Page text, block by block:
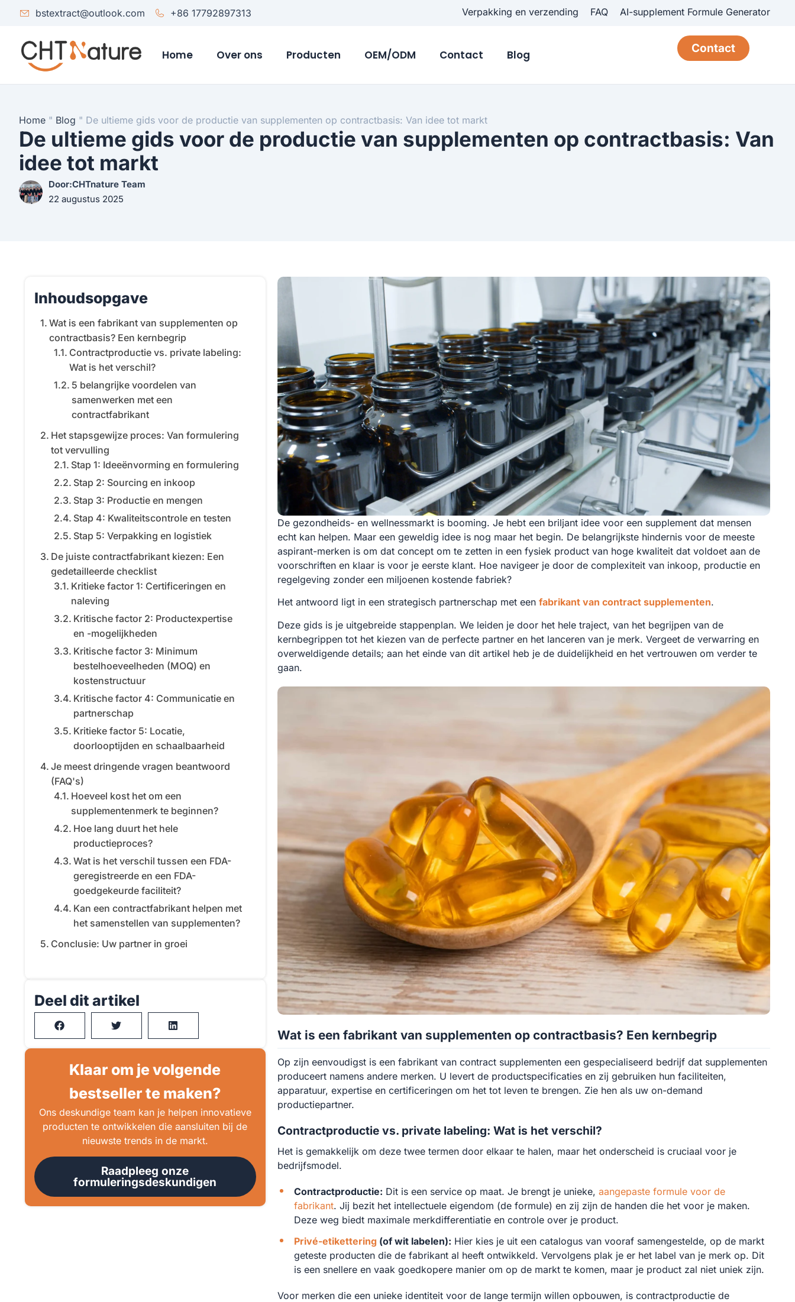
bstextract@outlook.com +86 17792897313 Verpakking en verzending FAQ AI-supplement Formule Generator
Home Over ons Producten OEM/ODM Contact Blog Contact
Home " Blog " De ultieme gids voor de productie van supplementen op contractbasis: Van idee tot markt
De ultieme gids voor de productie van supplementen op contractbasis: Van
idee tot markt
Door:CHTnature Team
22 augustus 2025
Inhoudsopgave
Wat is een fabrikant van supplementen op
contractbasis? Een kernbegrip
Contractproductie vs. private labeling:
Wat is het verschil?
5 belangrijke voordelen van
samenwerken met een
contractfabrikant
Het stapsgewijze proces: Van formulering
tot vervulling
Stap 1: Ideeënvorming en formulering
Stap 2: Sourcing en inkoop
Stap 3: Productie en mengen
Stap 4: Kwaliteitscontrole en testen
Stap 5: Verpakking en logistiek
De juiste contractfabrikant kiezen: Een
gedetailleerde checklist
Kritieke factor 1: Certificeringen en
naleving
Kritische factor 2: Productexpertise
en -mogelijkheden
Kritische factor 3: Minimum
bestelhoeveelheden (MOQ) en
kostenstructuur
Kritische factor 4: Communicatie en
partnerschap
Kritieke factor 5: Locatie,
doorlooptijden en schaalbaarheid
Je meest dringende vragen beantwoord
(FAQ's)
Hoeveel kost het om een
supplementenmerk te beginnen?
Hoe lang duurt het hele
productieproces?
Wat is het verschil tussen een FDA-
geregistreerde en een FDA-
goedgekeurde faciliteit?
Kan een contractfabrikant helpen met
het samenstellen van supplementen?
Conclusie: Uw partner in groei
Deel dit artikel
Klaar om je volgende
bestseller te maken?
Ons deskundige team kan je helpen innovatieve
producten te ontwikkelen die aansluiten bij de
nieuwste trends in de markt.
Raadpleeg onze
formuleringsdeskundigen
De gezondheids- en wellnessmarkt is booming. Je hebt een briljant idee voor een supplement dat mensen
echt kan helpen. Maar een geweldig idee is nog maar het begin. De belangrijkste hindernis voor de meeste
aspirant-merken is om dat concept om te zetten in een fysiek product van hoge kwaliteit dat voldoet aan de
voorschriften en klaar is voor je eerste klant. Hoe navigeer je door de complexiteit van inkoop, productie en
regelgeving zonder een miljoenen kostende fabriek?
Het antwoord ligt in een strategisch partnerschap met een fabrikant van contract supplementen.
Deze gids is je uitgebreide stappenplan. We leiden je door het hele traject, van het begrijpen van de
kernbegrippen tot het kiezen van de perfecte partner en het lanceren van je merk. Vergeet de verwarring en
overweldigende details; aan het einde van dit artikel heb je de duidelijkheid en het vertrouwen om verder te
gaan.
Wat is een fabrikant van supplementen op contractbasis? Een kernbegrip
Op zijn eenvoudigst is een fabrikant van contract supplementen een gespecialiseerd bedrijf dat supplementen
produceert namens andere merken. U levert de productspecificaties en zij gebruiken hun faciliteiten,
apparatuur, expertise en certificeringen om het tot leven te brengen. Zie hen als uw on-demand
productiepartner.
Contractproductie vs. private labeling: Wat is het verschil?
Het is gemakkelijk om deze twee termen door elkaar te halen, maar het onderscheid is cruciaal voor je
bedrijfsmodel.
Contractproductie: Dit is een service op maat. Je brengt je unieke, aangepaste formule voor de
fabrikant. Jij bezit het intellectuele eigendom (de formule) en zij zijn de handen die het voor je maken.
Deze weg biedt maximale merkdifferentiatie en controle over je product.
Privé-etikettering (of wit labelen): Hier kies je uit een catalogus van vooraf samengestelde, op de markt
geteste producten die de fabrikant al heeft ontwikkeld. Vervolgens plak je er het label van je merk op. Dit
is een snellere en vaak goedkopere manier om op de markt te komen, maar je product zal niet uniek zijn.
Voor merken die een unieke identiteit voor de lange termijn willen opbouwen, is contractproductie de